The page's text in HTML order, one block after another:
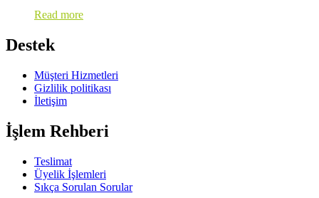
Read more
Destek
Müşteri Hizmetleri
Gizlilik politikası
İletişim
İşlem Rehberi
Teslimat
Üyelik İşlemleri
Sıkça Sorulan Sorular